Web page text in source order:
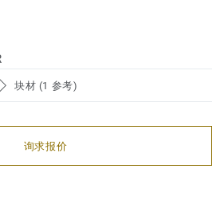
块材 (1 参考)
询求报价